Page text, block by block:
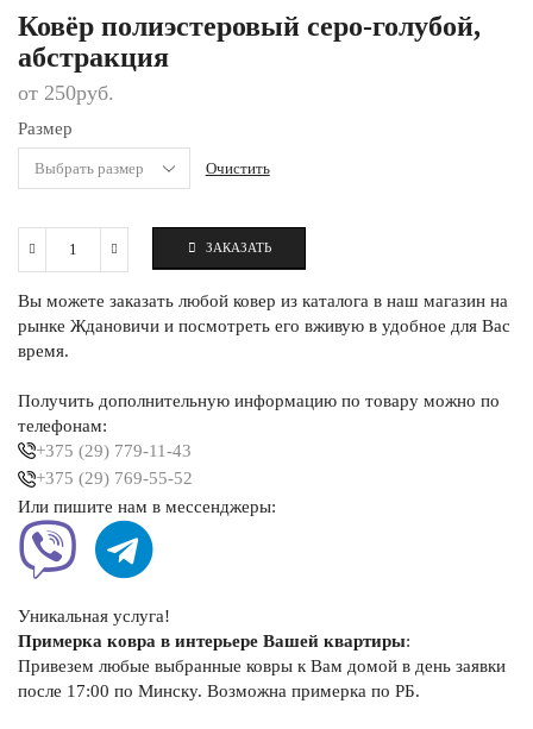
Ковёр полиэстеровый серо-голубой,
абстракция
от 250руб.
Размер
Очистить
Количество
полиэстеровый
серо-
ЗАКАЗАТЬ
Вы можете заказать любой ковер из каталога в наш магазин на
рынке Ждановичи и посмотреть его вживую в удобное для Вас
время.
Получить дополнительную информацию по товару можно по
телефонам:
+375 (29) 779-11-43
+375 (29) 769-55-52
Или пишите нам в мессенджеры:
Уникальная услуга!
Примерка ковра в интерьере Вашей квартиры:
Привезем любые выбранные ковры к Вам домой в день заявки
после 17:00 по Минску. Возможна примерка по РБ.